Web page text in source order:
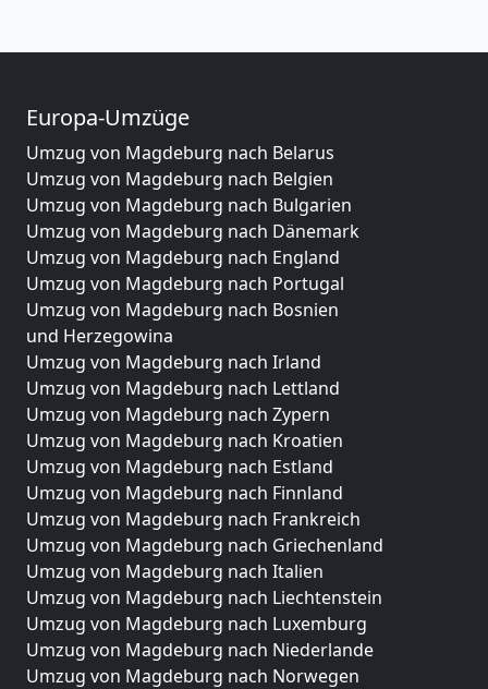
Europa-Umzüge
Umzug von Magdeburg nach Belarus
Umzug von Magdeburg nach Belgien
Umzug von Magdeburg nach Bulgarien
Umzug von Magdeburg nach Dänemark
Umzug von Magdeburg nach England
Umzug von Magdeburg nach Portugal
Umzug von Magdeburg nach Bosnien
und Herzegowina
Umzug von Magdeburg nach Irland
Umzug von Magdeburg nach Lettland
Umzug von Magdeburg nach Zypern
Umzug von Magdeburg nach Kroatien
Umzug von Magdeburg nach Estland
Umzug von Magdeburg nach Finnland
Umzug von Magdeburg nach Frankreich
Umzug von Magdeburg nach Griechenland
Umzug von Magdeburg nach Italien
Umzug von Magdeburg nach Liechtenstein
Umzug von Magdeburg nach Luxemburg
Umzug von Magdeburg nach Niederlande
Umzug von Magdeburg nach Norwegen